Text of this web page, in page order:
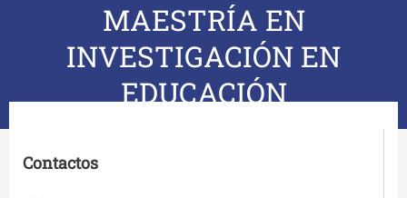
MAESTRÍA EN
INVESTIGACIÓN EN
EDUCACIÓN
Contactos